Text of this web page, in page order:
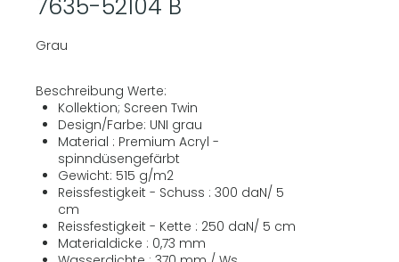
7635-52104 B
Grau
Beschreibung Werte:
Kollektion; Screen Twin
Design/Farbe: UNI grau
Material : Premium Acryl -
spinndüsengefärbt
Gewicht: 515 g/m2
Reissfestigkeit - Schuss : 300 daN/ 5
cm
Reissfestigkeit - Kette : 250 daN/ 5 cm
Materialdicke : 0,73 mm